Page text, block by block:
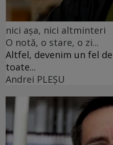
nici așa, nici altminteri
O notă, o stare, o zi...
Altfel, devenim un fel
toate...
Andrei PLEŞU